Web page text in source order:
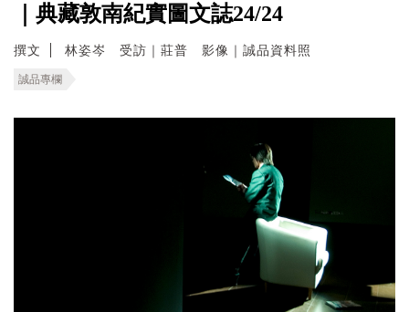
｜典藏敦南紀實圖文誌24/24
撰文 林姿岑 受訪｜莊普 影像｜誠品資料照
誠品專欄